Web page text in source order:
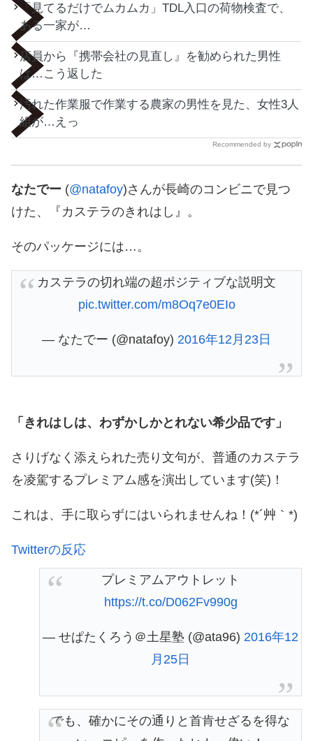
「見てるだけでムカムカ」TDL入口の荷物検査で、
ある一家が…
店員から『携帯会社の見直し』を勧められた男性
は…こう返した
汚れた作業服で作業する農家の男性を見た、女性3人
組が…えっ
Recommended by
なたでー (@natafoy)さんが長崎のコンビニで見つ
けた、『カステラのきれはし』。
そのパッケージには…。
カステラの切れ端の超ポジティブな説明文
pic.twitter.com/m8Oq7e0EIo
— なたでー (@natafoy) 2016年12月23日
「きれはしは、わずかしかとれない希少品です」
さりげなく添えられた売り文句が、普通のカステラ
を凌駕するプレミアム感を演出しています(笑)！
これは、手に取らずにはいられませんね！(*´艸｀*)
Twitterの反応
プレミアムアウトレット
https://t.co/D062Fv990g
— せぱたくろう＠土星塾 (@ata96) 2016年12
月25日
でも、確かにその通りと首肯せざるを得な